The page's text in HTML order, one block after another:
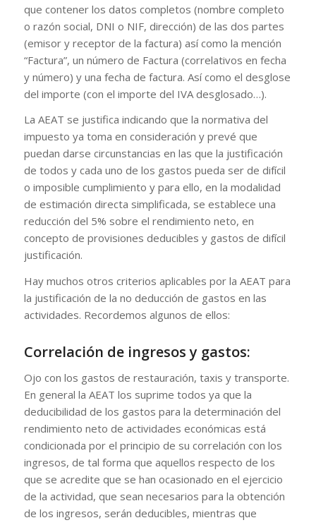
que contener los datos completos (nombre completo
o razón social, DNI o NIF, dirección) de las dos partes
(emisor y receptor de la factura) así como la mención
“Factura”, un número de Factura (correlativos en fecha
y número) y una fecha de factura. Así como el desglose
del importe (con el importe del IVA desglosado…).
La AEAT se justifica indicando que la normativa del
impuesto ya toma en consideración y prevé que
puedan darse circunstancias en las que la justificación
de todos y cada uno de los gastos pueda ser de difícil
o imposible cumplimiento y para ello, en la modalidad
de estimación directa simplificada, se establece una
reducción del 5% sobre el rendimiento neto, en
concepto de provisiones deducibles y gastos de difícil
justificación.
Hay muchos otros criterios aplicables por la AEAT para
la justificación de la no deducción de gastos en las
actividades. Recordemos algunos de ellos:
Correlación de ingresos y gastos:
Ojo con los gastos de restauración, taxis y transporte.
En general la AEAT los suprime todos ya que la
deducibilidad de los gastos para la determinación del
rendimiento neto de actividades económicas está
condicionada por el principio de su correlación con los
ingresos, de tal forma que aquellos respecto de los
que se acredite que se han ocasionado en el ejercicio
de la actividad, que sean necesarios para la obtención
de los ingresos, serán deducibles, mientras que